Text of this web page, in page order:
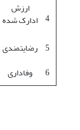
4
ارزش
ادارک شده
5 رضایتمندی
6
وفاداری